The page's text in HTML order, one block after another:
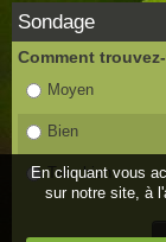
Sondage
Comment
Moyen
Bien
Très bien
En cliquant vous
sur notre site, à